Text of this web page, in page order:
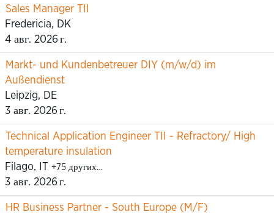
Sales Manager TII
Fredericia, DK
4 авг. 2026 г.
Markt- und Kundenbetreuer DIY (m/w/d) im
Außendienst
Leipzig, DE
3 авг. 2026 г.
Technical Application Engineer TII - Refractory/ High
temperature insulation
Filago, IT +75 других…
3 авг. 2026 г.
HR Business Partner - South Europe (M/F)